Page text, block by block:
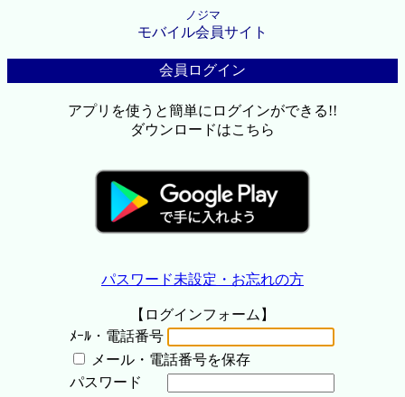
ノジマ
モバイル会員サイト
会員ログイン
アプリを使うと簡単にログインができる!!
ダウンロードはこちら
パスワード未設定・お忘れの方
【ログインフォーム】
ﾒｰﾙ・電話番号
メール・電話番号を保存
パスワード